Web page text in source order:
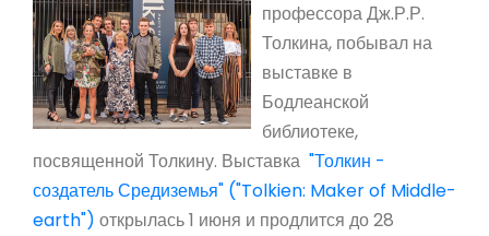
профессора Дж.Р.Р.
Толкина, побывал на
выставке в
Бодлеанской
библиотеке,
посвященной Толкину. Выставка "Толкин -
создатель Средиземья" ("Tolkien: Maker of Middle-
earth") открылась 1 июня и продлится до 28